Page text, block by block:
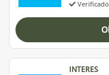
Verificado
INTERES